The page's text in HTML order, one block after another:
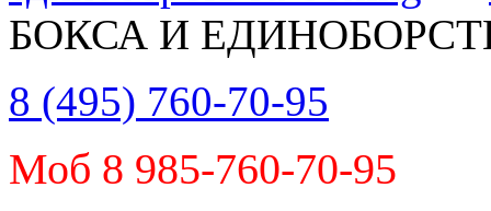
БОКСА И
8 (495) 760-70-95
Моб 8 985-760-70-95